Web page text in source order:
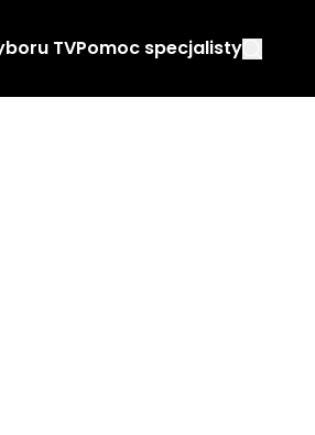
TVPomoc specjalisty